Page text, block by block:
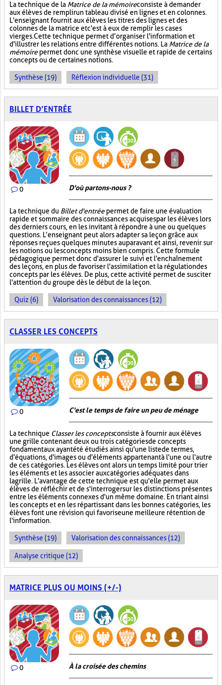
La technique de la Matrice de la mémoireconsiste à demander
aux élèves de remplir un tableau divisé en lignes et en colonnes.
L'enseignant fournit aux élèves les titres des lignes et des
colonnes de la matrice et c'est à eux de remplir les cases
vierges. Cette technique permet d’organiser l'information et
d'illustrer les relations entre différentes notions. La Matrice de la
mémoirepermet donc une synthèse visuelle et rapide de certains
concepts ou de certaines notions.
Synthèse (19) Réflexion individuelle (31)
BILLET D’ENTRÉE
0 D'où partons-nous ?
La technique du Billet d'entréepermet de faire une évaluation
rapide et sommaire des connaissances acquises par les élèves lors
des derniers cours, en les invitant à répondre à une ou quelques
questions. L’enseignant peut alors adapter sa leçon grâce aux
réponses reçues quelques minutes auparavant et ainsi, revenir sur
les notions ou les concepts moins bien compris. Cette formule
pédagogique permet donc d'assurer le suivi et l'enchaînement
des leçons, en plus de favoriser l'assimilation et la régulation des
concepts par les élèves. De plus, cette activité permet de susciter
l'attention du groupe dès le début de la leçon.
Quiz (6) Valorisation des connaissances (12)
CLASSER LES CONCEPTS
0 C'est le temps de faire un peu de ménage
La technique Classer les conceptsconsiste à fournir aux élèves
une grille contenant deux ou trois catégories de concepts
fondamentaux ayant été étudiés ainsi qu'une liste de termes,
d'équations, d'images ou d'éléments appartenant à l'une ou l'autre
de ces catégories. Les élèves ont alors un temps limité pour trier
les éléments et les associer aux catégories adéquates dans
la grille. L'avantage de cette technique est qu'elle permet aux
élèves de réfléchir et de s'interroger sur les distinctions présentes
entre les éléments connexes d'un même domaine. En triant ainsi
les concepts et en les répartissant dans les bonnes catégories, les
élèves font une révision qui favorise une meilleure rétention de
l'information.
Synthèse (19) Valorisation des connaissances (12)
Analyse critique (12)
MATRICE PLUS OU MOINS (+/-)
0 À la croisée des chemins